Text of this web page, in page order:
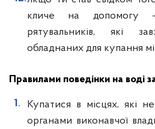
кличе на допомогу
рятувальників, які
обладнаних для купання
Правилами поведінки на воді
Купатися в місцях, які
органами виконавчої